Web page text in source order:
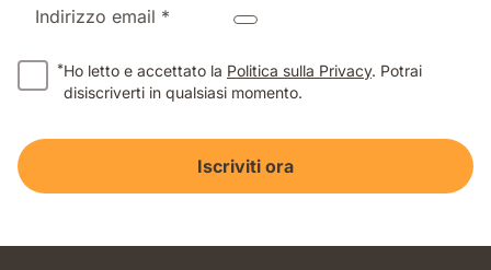
Indirizzo email *
*Ho letto e accettato la Politica sulla Privacy. Potrai
disiscriverti in qualsiasi momento.
Iscriviti ora